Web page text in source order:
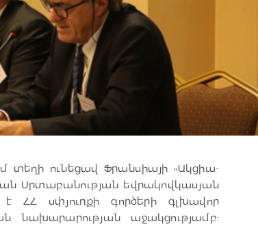
տեղի ունեցավ Ֆրանսիայի «Ակցիա-
Սրտաբանության եվրակովկասյան
ՀՀ սփյուռքի գործերի գլխավոր
նախարարության աջակցությամբ: